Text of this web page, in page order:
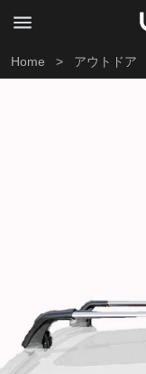
Home > アウトドア